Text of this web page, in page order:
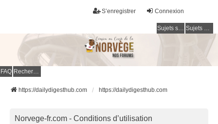
Connexion
S’enregistrer
Sujets sans réponse Sujets actifs
FAQ Rechercher
https://dailydigesthub.com https://dailydigesthub.com
Norvege-fr.com - Conditions d’utilisation